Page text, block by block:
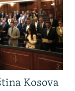
Kosova